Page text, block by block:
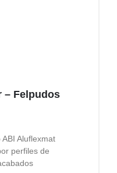
– Felpudos
Aluflexmat
perfiles de